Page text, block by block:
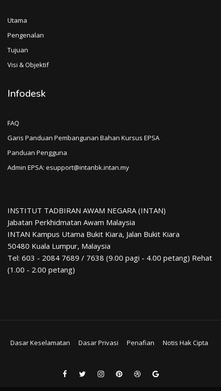
Utama
Pengenalan
Tujuan
Visi & Objektif
Infodesk
FAQ
Garis Panduan Pembangunan Bahan Kursus EPSA
Panduan Pengguna
Admin EPSA: esupport@intanbk.intan.my
INSTITUT TADBIRAN AWAM NEGARA (INTAN)
Jabatan Perkhidmatan Awam Malaysia
INTAN Kampus Utama Bukit Kiara, Jalan Bukit Kiara
50480 Kuala Lumpur, Malaysia
Tel: 603 - 2084 7689 / 7638 (9.00 pagi - 4.00 petang) Rehat
(1.00 - 2.00 petang)
Dasar Keselamatan Dasar Privasi Penafian Notis Hak Cipta